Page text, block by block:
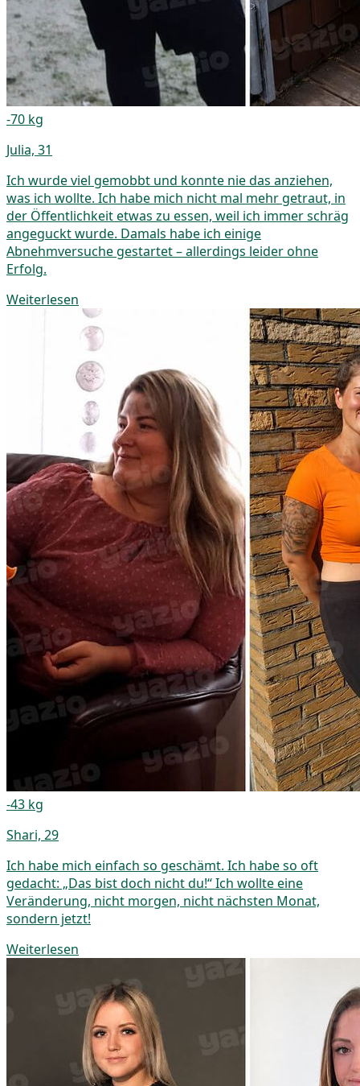
-70 kg
Julia, 31
Ich wurde viel gemobbt und konnte nie das anziehen,
was ich wollte. Ich habe mich nicht mal mehr getraut, in
der Öffentlichkeit etwas zu essen, weil ich immer schräg
angeguckt wurde. Damals habe ich einige
Abnehmversuche gestartet – allerdings leider ohne
Erfolg.
Weiterlesen
-43 kg
Shari, 29
Ich habe mich einfach so geschämt. Ich habe so oft
gedacht: „Das bist doch nicht du!“ Ich wollte eine
Veränderung, nicht morgen, nicht nächsten Monat,
sondern jetzt!
Weiterlesen